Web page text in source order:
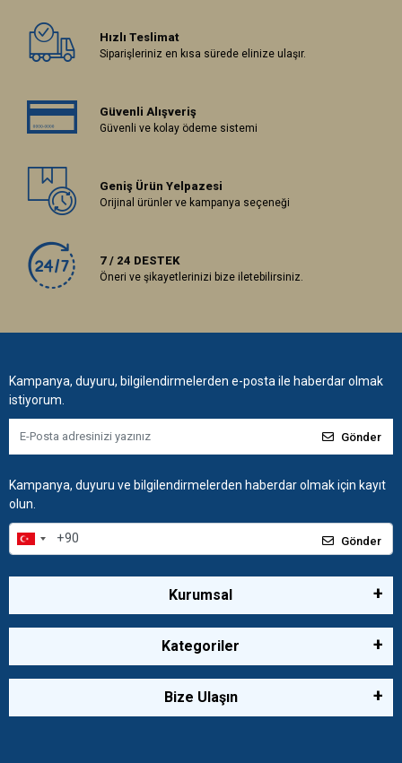
Hızlı Teslimat
Siparişleriniz en kısa sürede elinize ulaşır.
Güvenli Alışveriş
Güvenli ve kolay ödeme sistemi
Geniş Ürün Yelpazesi
Orijinal ürünler ve kampanya seçeneği
7 / 24 DESTEK
Öneri ve şikayetlerinizi bize iletebilirsiniz.
Kampanya, duyuru, bilgilendirmelerden e-posta ile haberdar olmak
istiyorum.
Gönder
Kampanya, duyuru ve bilgilendirmelerden haberdar olmak için kayıt
olun.
Gönder
Kurumsal
Kategoriler
Bize Ulaşın